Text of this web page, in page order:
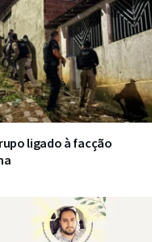
ligado à facção